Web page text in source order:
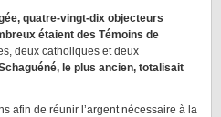
quatre-vingt-dix objecteurs
étaient des Témoins de
deux catholiques et deux
le plus ancien, totalisait
afin de réunir l’argent nécessaire à la